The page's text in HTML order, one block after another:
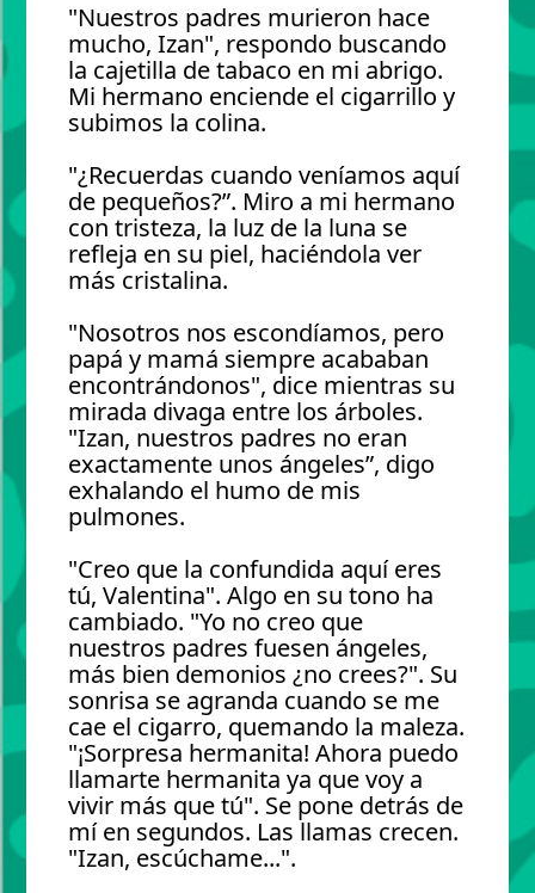
"Nuestros padres murieron hace
mucho, Izan", respondo buscando
la cajetilla de tabaco en mi abrigo.
Mi hermano enciende el cigarrillo y
subimos la colina.
"¿Recuerdas cuando veníamos aquí
de pequeños?”. Miro a mi hermano
con tristeza, la luz de la luna se
refleja en su piel, haciéndola ver
más cristalina.
"Nosotros nos escondíamos, pero
papá y mamá siempre acababan
encontrándonos", dice mientras su
mirada divaga entre los árboles.
"Izan, nuestros padres no eran
exactamente unos ángeles”, digo
exhalando el humo de mis
pulmones.
"Creo que la confundida aquí eres
tú, Valentina". Algo en su tono ha
cambiado. "Yo no creo que
nuestros padres fuesen ángeles,
más bien demonios ¿no crees?". Su
sonrisa se agranda cuando se me
cae el cigarro, quemando la maleza.
"¡Sorpresa hermanita! Ahora puedo
llamarte hermanita ya que voy a
vivir más que tú". Se pone detrás de
mí en segundos. Las llamas crecen.
"Izan, escúchame...".